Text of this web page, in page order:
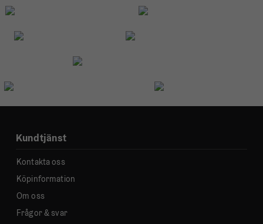
Kundtjänst
Kontakta oss
Köpinformation
Om oss
Frågor & svar